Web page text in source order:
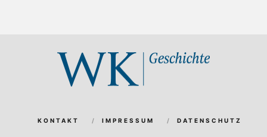
KONTAKT IMPRESSUM DATENSCHUTZ